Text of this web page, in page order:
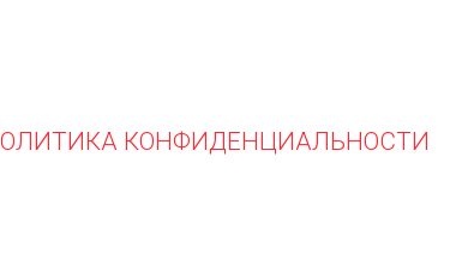
КОНФИДЕНЦИАЛЬНОСТИ